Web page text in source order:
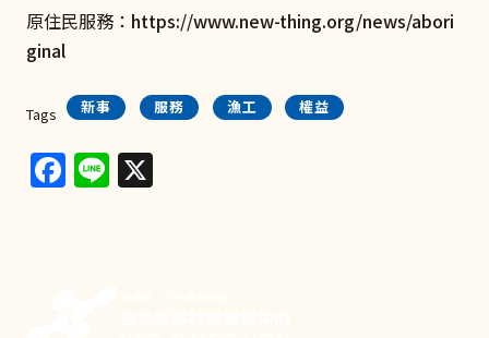
原住民服務： https://www.new-thing.org/news/abori
ginal
Tags 新事 服務 漁工 權益
Facebook
Line